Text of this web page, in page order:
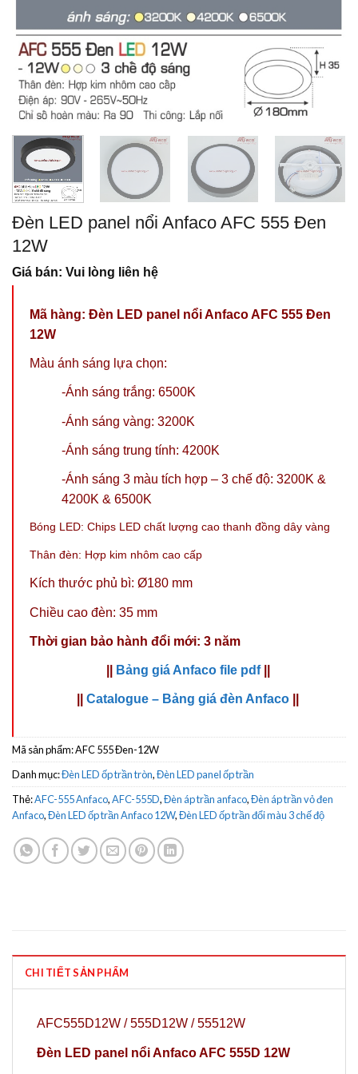
Đèn LED panel nổi Anfaco AFC 555 Đen
12W
Giá bán: Vui lòng liên hệ
Mã hàng: Đèn LED panel nổi Anfaco AFC 555 Đen
12W
Màu ánh sáng lựa chọn:
-Ánh sáng trắng: 6500K
-Ánh sáng vàng: 3200K
-Ánh sáng trung tính: 4200K
-Ánh sáng 3 màu tích hợp – 3 chế độ: 3200K &
4200K & 6500K
Bóng LED: Chips LED chất lượng cao thanh đồng dây vàng
Thân đèn: Hợp kim nhôm cao cấp
Kích thước phủ bì: Ø180 mm
Chiều cao đèn: 35 mm
Thời gian bảo hành đổi mới: 3 năm
Bảng giá Anfaco file pdf
Catalogue – Bảng giá đèn Anfaco
Mã sản phẩm:AFC 555 Đen-12W
Danh mục:Đèn LED ốp trần tròn,Đèn LED panel ốp trần
Thẻ:AFC-555 Anfaco,AFC-555D,Đèn áp trần anfaco,Đèn áp trần vỏ đen
Anfaco,Đèn LED ốp trần Anfaco 12W,Đèn LED ốp trần đổi màu 3 chế độ
CHI TIẾT SẢN PHẨM
AFC555D12W / 555D12W / 55512W
Đèn LED panel nổi Anfaco AFC 555D 12W